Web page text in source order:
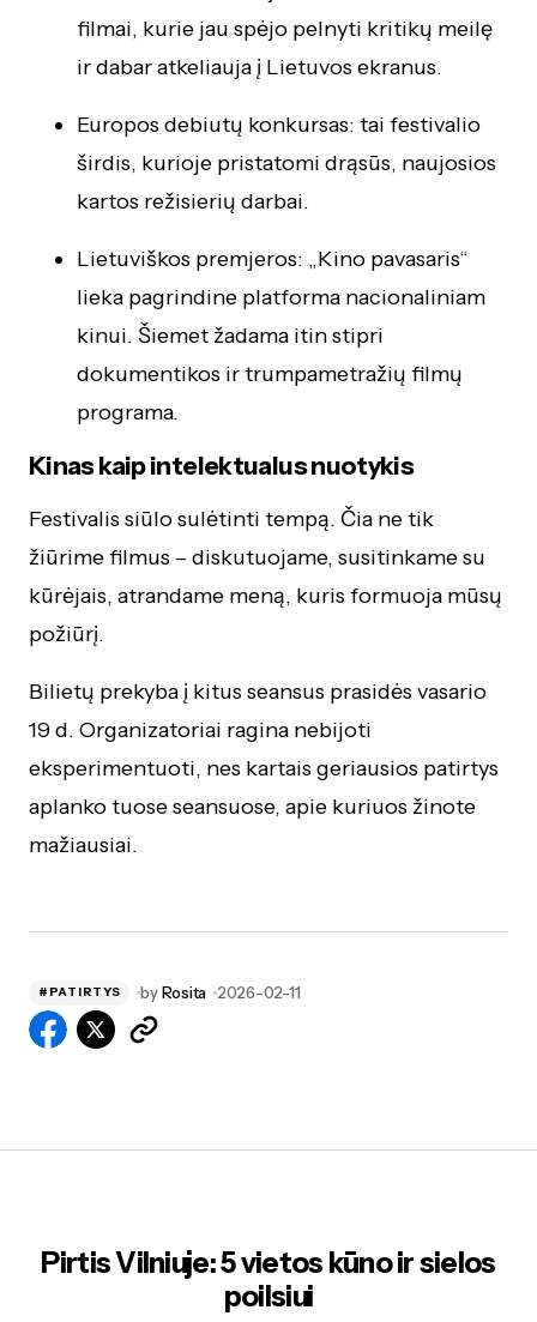
filmai, kurie jau spėjo pelnyti kritikų meilę
ir dabar atkeliauja į Lietuvos ekranus.
Europos debiutų konkursas: tai festivalio
širdis, kurioje pristatomi drąsūs, naujosios
kartos režisierių darbai.
Lietuviškos premjeros: „Kino pavasaris“
lieka pagrindine platforma nacionaliniam
kinui. Šiemet žadama itin stipri
dokumentikos ir trumpametražių filmų
programa.
Kinas kaip intelektualus nuotykis
Festivalis siūlo sulėtinti tempą. Čia ne tik
žiūrime filmus – diskutuojame, susitinkame su
kūrėjais, atrandame meną, kuris formuoja mūsų
požiūrį.
Bilietų prekyba į kitus seansus prasidės vasario
19 d. Organizatoriai ragina nebijoti
eksperimentuoti, nes kartais geriausios patirtys
aplanko tuose seansuose, apie kuriuos žinote
mažiausiai.
#PATIRTYS by Rosita 2026-02-11
Pirtis Vilniuje: 5 vietos kūno ir sielos
poilsiui